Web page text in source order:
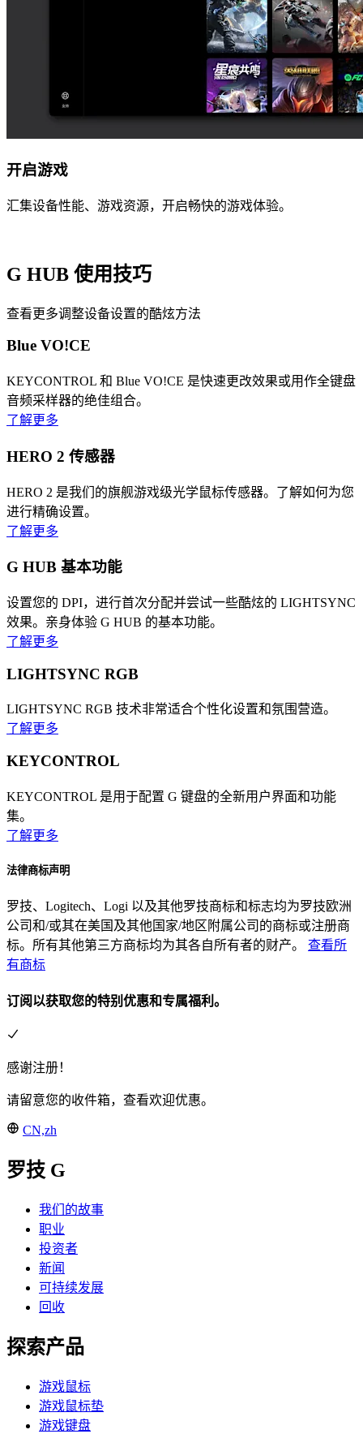
开启游戏
汇集设备性能、游戏资源，开启畅快的游戏体验。
G HUB 使用技巧
查看更多调整设备设置的酷炫方法
Blue VO!CE
KEYCONTROL 和 Blue VO!CE 是快速更改效果或用作全键盘
音频采样器的绝佳组合。
了解更多
HERO 2 传感器
HERO 2 是我们的旗舰游戏级光学鼠标传感器。了解如何为您
进行精确设置。
了解更多
G HUB 基本功能
设置您的 DPI，进行首次分配并尝试一些酷炫的 LIGHTSYNC
效果。亲身体验 G HUB 的基本功能。
了解更多
LIGHTSYNC RGB
LIGHTSYNC RGB 技术非常适合个性化设置和氛围营造。
了解更多
KEYCONTROL
KEYCONTROL 是用于配置 G 键盘的全新用户界面和功能
集。
了解更多
法律商标声明
罗技、Logitech、Logi 以及其他罗技商标和标志均为罗技欧洲
公司和/或其在美国及其他国家/地区附属公司的商标或注册商
标。所有其他第三方商标均为其各自所有者的财产。 查看所
有商标
订阅以获取您的特别优惠和专属福利。
感谢注册！
请留意您的收件箱，查看欢迎优惠。
CN,zh
罗技 G
我们的故事
职业
投资者
新闻
可持续发展
回收
探索产品
游戏鼠标
游戏鼠标垫
游戏键盘